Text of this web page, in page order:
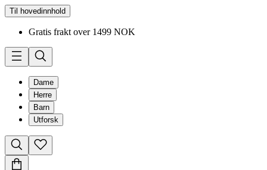
Til hovedinnhold
Gratis frakt over 1499 NOK
Dame
Herre
Barn
Utforsk